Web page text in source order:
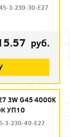
3-230-30-E27
руб.
3W G45 4000K
УП10
3-230-40-E27